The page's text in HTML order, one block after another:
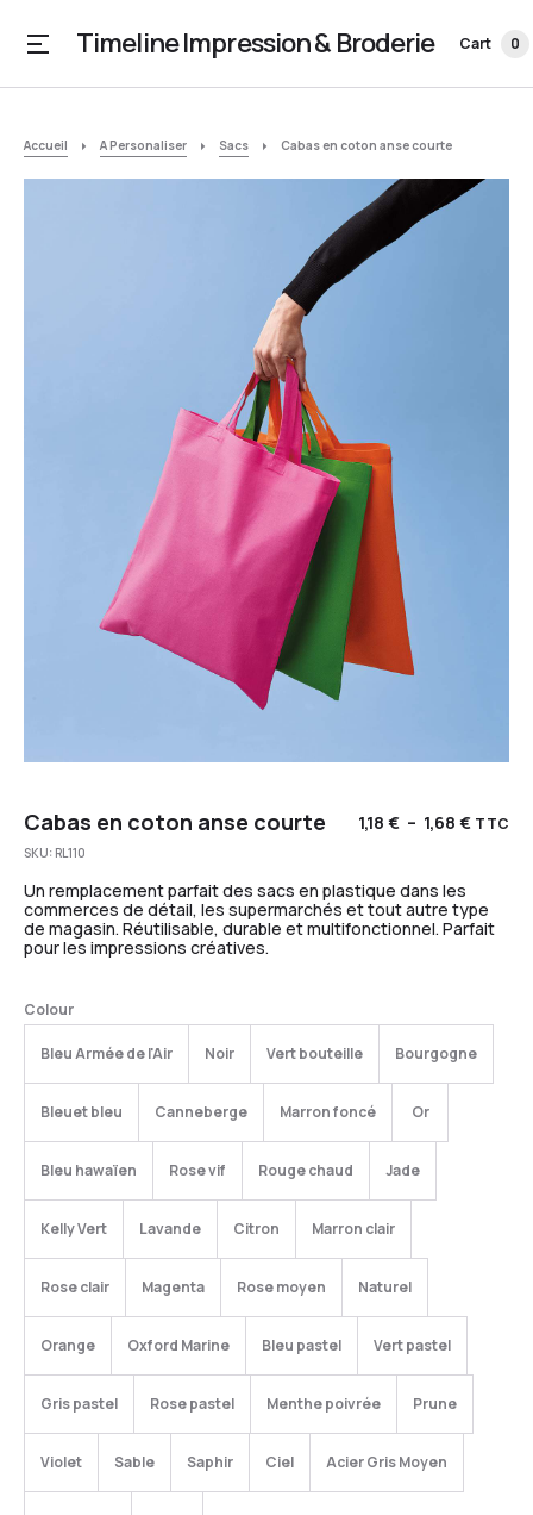
Timeline Impression & Broderie Cart 0
Accueil A Personaliser Sacs Cabas en coton anse courte
Cabas en coton anse courte 1,18 € – 1,68 € TTC
SKU: RL110
Un remplacement parfait des sacs en plastique dans les
commerces de détail, les supermarchés et tout autre type
de magasin. Réutilisable, durable et multifonctionnel. Parfait
pour les impressions créatives.
Colour
Bleu Armée de l'Air Noir Vert bouteille Bourgogne
Bleuet bleu Canneberge Marron foncé Or
Bleu hawaïen Rose vif Rouge chaud Jade
Kelly Vert Lavande Citron Marron clair
Rose clair Magenta Rose moyen Naturel
Orange Oxford Marine Bleu pastel Vert pastel
Gris pastel Rose pastel Menthe poivrée Prune
Violet Sable Saphir Ciel Acier Gris Moyen